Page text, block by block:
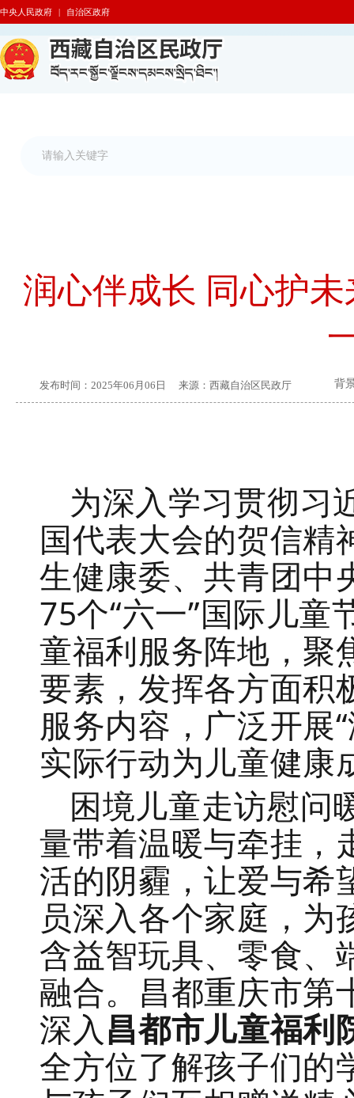
中央人民政府 | 自治区政府
润心伴成长 同心护
发布时间： 2025年06月06日 来源： 西藏自治区民政厅 背
为深入学习贯彻习
国代表大会的贺信精
生健康委、共青团中
75个“六一”国际儿
童福利服务阵地，聚
要素，发挥各方面积
服务内容，广泛开展
实际行动为儿童健康
困境儿童走访慰问
量带着温暖与牵挂，
活的阴霾，让爱与希
员深入各个家庭，
含益智玩具、零食、
融合。昌都重庆市第
深入 昌都市儿童福利
全方位了解孩子们的